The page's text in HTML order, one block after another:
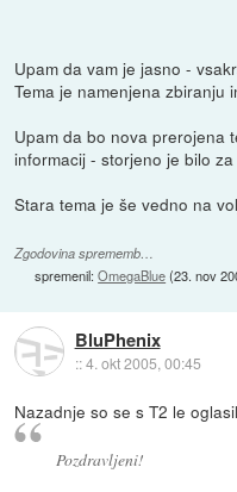
Upam da vam je jasno -
Tema je namenjena zbiranju
Upam da bo nova prerojena
informacij - storjeno je bilo
Stara tema je še vedno na
Zgodovina sprememb…
spremenil:OmegaBlue(23. nov
BluPhenix
::4. okt 2005, 00:45
Nazadnje so se s T2 le
Pozdravljeni!